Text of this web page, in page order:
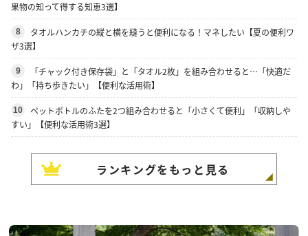
果物の知って得する知恵3選】
8
タオルハンカチの縦と横を縫うと便利になる！マネしたい【夏の便利ワ
ザ3選】
9
「チャック付き保存袋」と「タオル2枚」を組み合わせると…「快適だ
わ」「持ち歩きたい」【便利な活用術】
10
ペットボトルのふたを2つ組み合わせると「小さくて便利」「収納しや
すい」【便利な活用術3選】
ランキングをもっと見る